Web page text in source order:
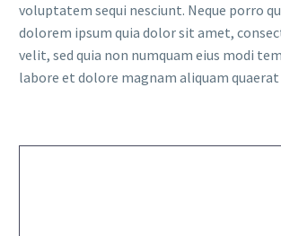
voluptatem sequi nesciunt. Neque porro
dolorem ipsum quia dolor sit amet,
velit, sed quia non numquam eius modi
labore et dolore magnam aliquam